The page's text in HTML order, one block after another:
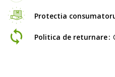
Protectia
Politica de returnare